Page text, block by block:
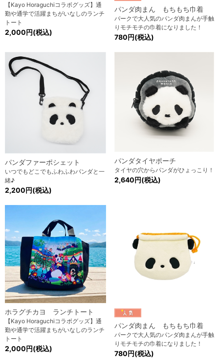
【Kayo Horaguchiコラボグッズ】通
勤や通学で活躍まちがいなしのランチ
トート
2,000円(税込)
パンダ肉まん もちもち巾着
パークで大人気のパンダ肉まんが手触
りモチモチの巾着になりました！
780円(税込)
パンダファーポシェット
いつでもどこでもふわふわパンダと一
緒♪
2,200円(税込)
パンダタイヤポーチ
タイヤの穴からパンダがひょっこり！
2,640円(税込)
ホラグチカヨ ランチトート
【Kayo Horaguchiコラボグッズ】通
勤や通学で活躍まちがいなしのランチ
トート
2,000円(税込)
パンダ肉まん もちもち巾着
パークで大人気のパンダ肉まんが手触
りモチモチの巾着になりました！
780円(税込)